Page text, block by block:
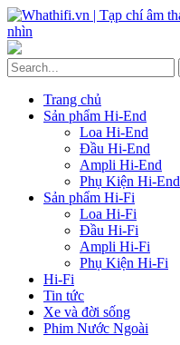
Trang chủ
Sản phẩm Hi-End
Loa Hi-End
Đầu Hi-End
Ampli Hi-End
Phụ Kiện Hi-End
Sản phẩm Hi-Fi
Loa Hi-Fi
Đầu Hi-Fi
Ampli Hi-Fi
Phụ Kiện Hi-Fi
Hi-Fi
Tin tức
Xe và đời sống
Phim Nước Ngoài